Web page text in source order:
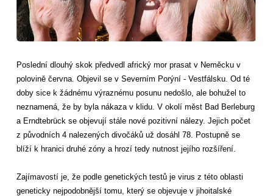
Poslední dlouhý skok předvedl africký mor prasat v Neměcku v
polovině června. Objevil se v Severním Porýní - Vestfálsku. Od té
doby sice k žádnému výraznému posunu nedošlo, ale bohužel to
neznamená, že by byla nákaza v klidu. V okolí měst Bad Berleburg
a Erndtebrück se objevují stále nové pozitivní nálezy. Jejich počet
z původních 4 nalezených divočáků už dosáhl 78. Postupně se
blíží k hranici druhé zóny a hrozí tedy nutnost jejího rozšíření.
Zajímavostí je, že podle genetických testů je virus z této oblasti
geneticky nejpodobnější tomu, který se objevuje v jihoitalské